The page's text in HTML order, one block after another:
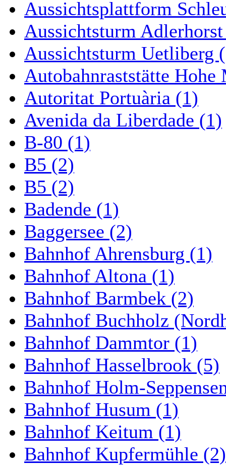
Aussichtsplattform
Aussichtsturm
Aussichtsturm Uetliberg
Autobahnraststätte Hohe
Autoritat Portuària (1)
Avenida da Liberdade (1)
B-80 (1)
B5 (2)
B5 (2)
Badende (1)
Baggersee (2)
Bahnhof Ahrensburg (1)
Bahnhof Altona (1)
Bahnhof Barmbek (2)
Bahnhof Buchholz
Bahnhof Dammtor (1)
Bahnhof Hasselbrook (5)
Bahnhof Holm-
Bahnhof Husum (1)
Bahnhof Keitum (1)
Bahnhof Kupfermühle (2)